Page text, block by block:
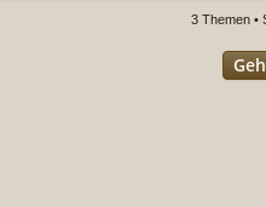
3 Themen •